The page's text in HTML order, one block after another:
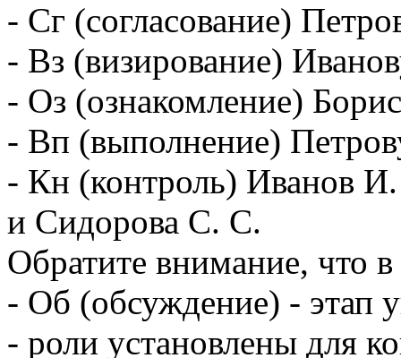
- Сг (согласование)
- Вз (визирование)
- Оз (ознакомление)
- Вп (выполнение)
- Кн (контроль) Иванов
и Сидорова С. С.
Обратите внимание, что
- Об (обсуждение) - этап
- роли установлены для